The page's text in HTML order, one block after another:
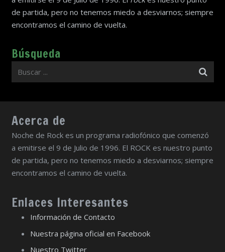
de partida, pero no tenemos miedo a desviarnos; siempre
encontramos el camino de vuelta.
Búsqueda
Acerca de
Noche de Rock es un programa radiofónico que comenzó
a emitirse el 9 de Julio de 1996. El ROCK es nuestro punto
de partida, pero no tenemos miedo a desviarnos; siempre
encontramos el camino de vuelta.
Enlaces Interesantes
Información de Contacto
Nuestra página oficial en Facebook
Nuestro Twitter